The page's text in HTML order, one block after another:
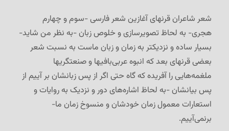
شعر شاعران قرنهای آغازین شعر فارسی -سوم و چهارم
هجری- به لحاظ تصویرسازی و خلوص زبان -به نظر من شاید-
بسیار ساده و نزدیکتر به زمان و زبان ماست به نسبت شعر
بعضی قرنهای بعد که انبوه عربی‌بافیها و صنعتگریها
ملغمه‌هایی را آفریده که گاه حتی اگر از پس زبانشان بر آییم از
پس بیانشان -به لحاظ اشاره‌های دور و نزدیک به روایات و
استعارات معمول زمان خودشان و منسوخ زمان ما-
برنمی‌آییم.